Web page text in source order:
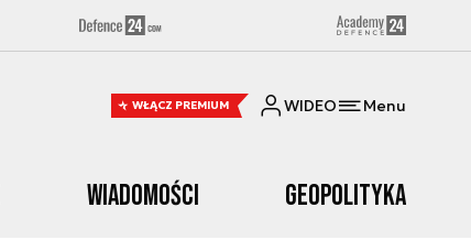
WŁĄCZ PREMIUM WIDEO Menu
Wiadomości Geopolityka